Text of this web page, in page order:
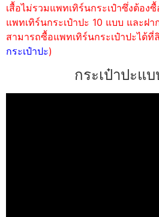
เสื้อไม่รวมแพทเทิร์นกระเป๋าซึ่งต้อง
แพทเทิร์นกระเป๋าปะ 10 แบบ และฝ
สามารถซื้อแพทเทิร์นกระเป๋าปะได้ที่
กระเป๋าปะ)
กระเป๋าปะแบ